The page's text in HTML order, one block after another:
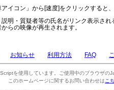
アイコン」から[速度]をクリックすると
説明・質疑者等の氏名がリンク表示さ
らの映像が再生されます。
お知らせ 利用方法 FAQ
を使用しています。ご使用中のブラウザの
このホームページに関するお問い合わせは こ